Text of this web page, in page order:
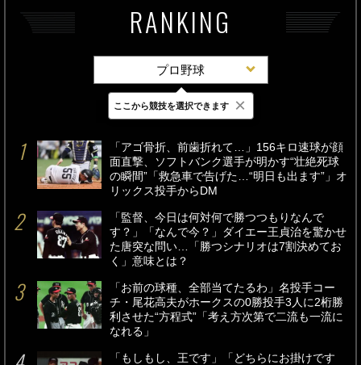
RANKING
プロ野球
最新 24時間 週間
「アゴ骨折、前歯折れて…」156キロ速球が顔
面直撃、ソフトバンク選手が明かす“壮絶死球
の瞬間”「救急車で告げた…“明日も出ます”」オ
リックス投手からDM
「監督、今日は何対何で勝つつもりなんで
す？」「なんで今？」ダイエー王貞治を驚かせ
た唐突な問い…「勝つシナリオは7割決めてお
く」意味とは？
「お前の球種、全部当てたるわ」名投手コー
チ・尾花高夫がホークスの0勝投手3人に2桁勝
利させた“方程式”「考え方次第で二流も一流に
なれる」
「もしもし、王です」「どちらにお掛けです
ここから競技を選択できます ×